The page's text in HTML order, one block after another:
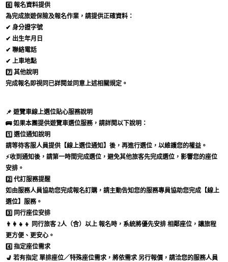
6️⃣報名資料提供
為完成旅遊保險及報名作業，請提供正確資料：
✔ 身分證字號
✔ 出生年月日
✔ 聯絡電話
✔ 上車地點
7️⃣其他說明
完成報名即視同已詳閱並同意上述相關規定。
📌遊覽車線上選位貼心服務說明
🚌如果本團提供遊覽車選位服務，請詳閱以下說明：
1️⃣ 選位通知說明
請等待客服人員提供【線上選位通知】後，再進行選位，以維護您的權益。
⚡收到通知後，請第一時間完成選位，避免其他旅客先完成選位，影響您的座位
安排。
2️⃣ 代訂服務提醒
如由服務人員協助您完成報名訂購，請主動告知您的服務專員協助您完成【線上
選位】服務。
3️⃣ 同行座位安排
👨‍👩‍👧‍👦 同行旅客2人（含）以上 報名時，系統將優先安排相鄰座位 ，讓旅程
更方便、更安心。
4️⃣ 指定座位需求
💺 若有指定單排座位／特殊座位需求 ，將依需求另行報價 ，請洽您的服務人員